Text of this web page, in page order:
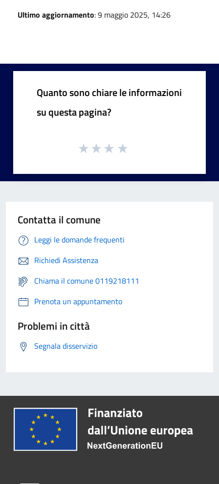
Ultimo aggiornamento: 9 maggio 2025, 14:26
Quanto sono chiare le informazioni
su questa pagina?
Contatta il comune
Leggi le domande frequenti
Richiedi Assistenza
Chiama il comune 0119218111
Prenota un appuntamento
Problemi in città
Segnala disservizio